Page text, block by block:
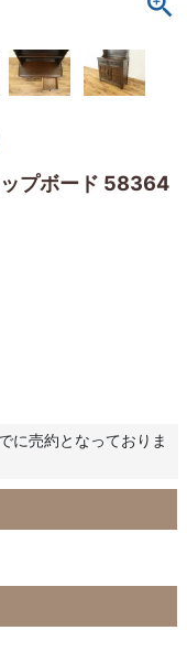
プボード 58364
に売約となっておりま